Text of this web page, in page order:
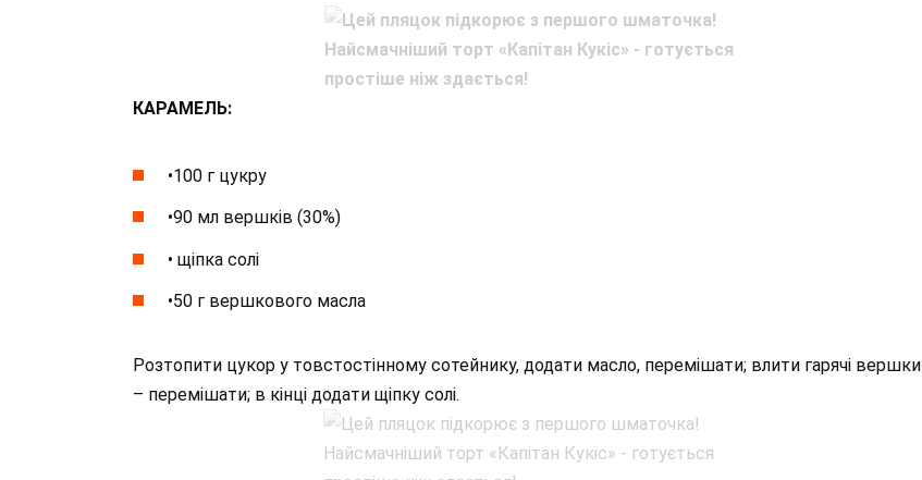
КАРАМЕЛЬ:
•100 г цукру
•90 мл вершків (30%)
• щіпка солі
•50 г вершкового масла
Розтопити цукор у товстостінному сотейнику, додати масло, перемішати; влити гарячі вершки
– перемішати; в кінці додати щіпку солі.